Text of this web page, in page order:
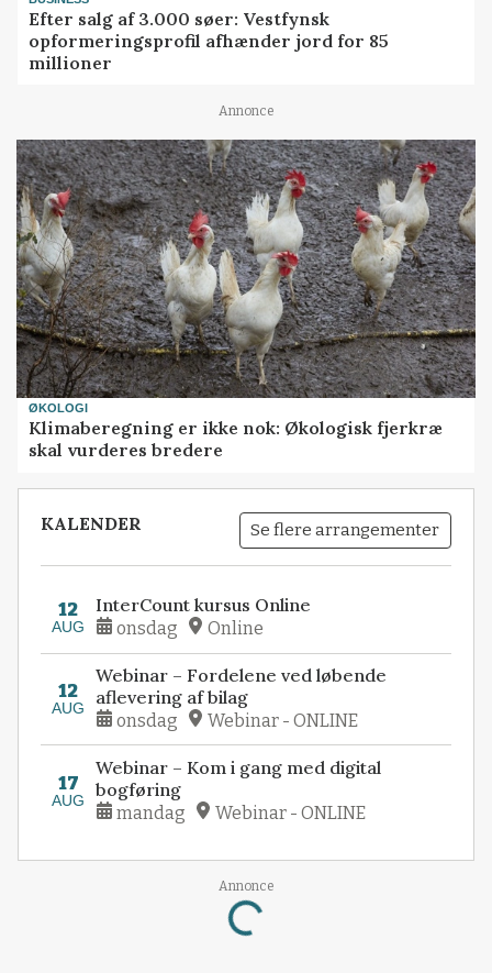
Efter salg af 3.000 søer: Vestfynsk
opformeringsprofil afhænder jord for 85
millioner
Annonce
ØKOLOGI
Klimaberegning er ikke nok: Økologisk fjerkræ
skal vurderes bredere
KALENDER Se flere arrangementer
12
AUG
InterCount kursus Online
onsdag Online
12
AUG
Webinar – Fordelene ved løbende
aflevering af bilag
onsdag Webinar - ONLINE
17
AUG
Webinar – Kom i gang med digital
bogføring
mandag Webinar - ONLINE
Annonce
Loading...